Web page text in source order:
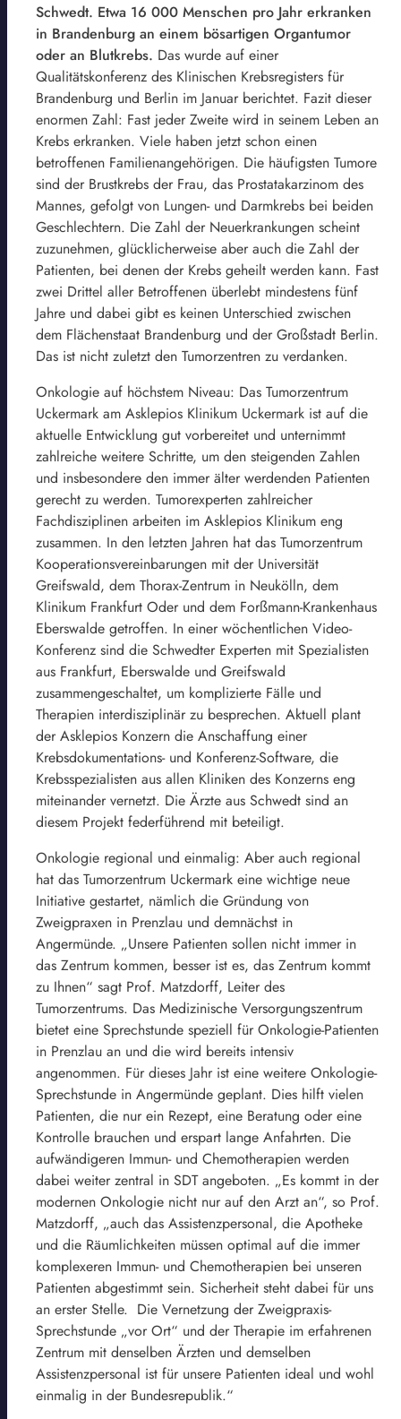
Schwedt. Etwa 16 000 Menschen pro Jahr erkranken
in Brandenburg an einem bösartigen Organtumor
oder an Blutkrebs. Das wurde auf einer
Qualitätskonferenz des Klinischen Krebsregisters für
Brandenburg und Berlin im Januar berichtet. Fazit dieser
enormen Zahl: Fast jeder Zweite wird in seinem Leben an
Krebs erkranken. Viele haben jetzt schon einen
betroffenen Familienangehörigen. Die häufigsten Tumore
sind der Brustkrebs der Frau, das Prostatakarzinom des
Mannes, gefolgt von Lungen- und Darmkrebs bei beiden
Geschlechtern. Die Zahl der Neuerkrankungen scheint
zuzunehmen, glücklicherweise aber auch die Zahl der
Patienten, bei denen der Krebs geheilt werden kann. Fast
zwei Drittel aller Betroffenen überlebt mindestens fünf
Jahre und dabei gibt es keinen Unterschied zwischen
dem Flächenstaat Brandenburg und der Großstadt Berlin.
Das ist nicht zuletzt den Tumorzentren zu verdanken.
Onkologie auf höchstem Niveau: Das Tumorzentrum
Uckermark am Asklepios Klinikum Uckermark ist auf die
aktuelle Entwicklung gut vorbereitet und unternimmt
zahlreiche weitere Schritte, um den steigenden Zahlen
und insbesondere den immer älter werdenden Patienten
gerecht zu werden. Tumorexperten zahlreicher
Fachdisziplinen arbeiten im Asklepios Klinikum eng
zusammen. In den letzten Jahren hat das Tumorzentrum
Kooperationsvereinbarungen mit der Universität
Greifswald, dem Thorax-Zentrum in Neukölln, dem
Klinikum Frankfurt Oder und dem Forßmann-Krankenhaus
Eberswalde getroffen. In einer wöchentlichen Video-
Konferenz sind die Schwedter Experten mit Spezialisten
aus Frankfurt, Eberswalde und Greifswald
zusammengeschaltet, um komplizierte Fälle und
Therapien interdisziplinär zu besprechen. Aktuell plant
der Asklepios Konzern die Anschaffung einer
Krebsdokumentations- und Konferenz-Software, die
Krebsspezialisten aus allen Kliniken des Konzerns eng
miteinander vernetzt. Die Ärzte aus Schwedt sind an
diesem Projekt federführend mit beteiligt.
Onkologie regional und einmalig: Aber auch regional
hat das Tumorzentrum Uckermark eine wichtige neue
Initiative gestartet, nämlich die Gründung von
Zweigpraxen in Prenzlau und demnächst in
Angermünde. „Unsere Patienten sollen nicht immer in
das Zentrum kommen, besser ist es, das Zentrum kommt
zu Ihnen“ sagt Prof. Matzdorff, Leiter des
Tumorzentrums. Das Medizinische Versorgungszentrum
bietet eine Sprechstunde speziell für Onkologie-Patienten
in Prenzlau an und die wird bereits intensiv
angenommen. Für dieses Jahr ist eine weitere Onkologie-
Sprechstunde in Angermünde geplant. Dies hilft vielen
Patienten, die nur ein Rezept, eine Beratung oder eine
Kontrolle brauchen und erspart lange Anfahrten. Die
aufwändigeren Immun- und Chemotherapien werden
dabei weiter zentral in SDT angeboten. „Es kommt in der
modernen Onkologie nicht nur auf den Arzt an“, so Prof.
Matzdorff, „auch das Assistenzpersonal, die Apotheke
und die Räumlichkeiten müssen optimal auf die immer
komplexeren Immun- und Chemotherapien bei unseren
Patienten abgestimmt sein. Sicherheit steht dabei für uns
an erster Stelle. Die Vernetzung der Zweigpraxis-
Sprechstunde „vor Ort“ und der Therapie im erfahrenen
Zentrum mit denselben Ärzten und demselben
Assistenzpersonal ist für unsere Patienten ideal und wohl
einmalig in der Bundesrepublik.“